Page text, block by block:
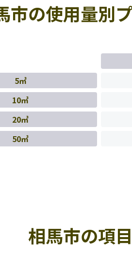
市の使用量別
5㎥
10㎥
20㎥
50㎥
相馬市の項